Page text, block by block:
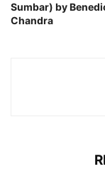
Sumbar) by
Chandra